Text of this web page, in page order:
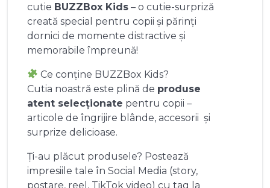
cutie BUZZBox Kids – o cutie-surpriză
creată special pentru copii și părinți
dornici de momente distractive și
memorabile împreună!
Ce conține BUZZBox Kids?
Cutia noastră este plină de produse
atent selecționate pentru copii –
articole de îngrijire blânde, accesorii și
surprize delicioase.
Ți-au plăcut produsele? Postează
impresiile tale în Social Media (story,
postare, reel, TikTok video) cu tag la